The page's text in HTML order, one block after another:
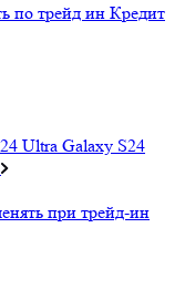
по трейд ин Кредит
Ultra Galaxy S24
при трейд-ин